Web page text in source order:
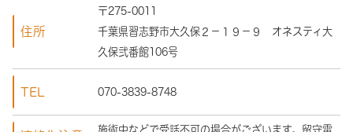
住所
〒275-0011
千葉県習志野市大久保２−１９−９ オネスティ大
久保弐番館106号
TEL 070-3839-8748
施術中などで受話不可の場合がございます。留守電